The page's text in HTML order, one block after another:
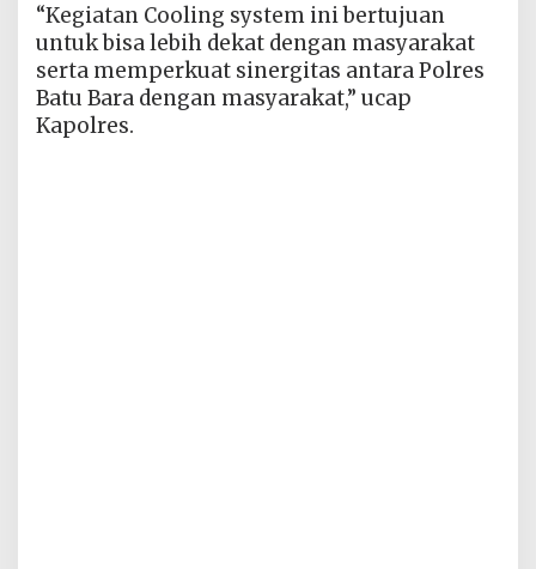
“Kegiatan Cooling system ini bertujuan
untuk bisa lebih dekat dengan masyarakat
serta memperkuat sinergitas antara Polres
Batu Bara dengan masyarakat,” ucap
Kapolres.